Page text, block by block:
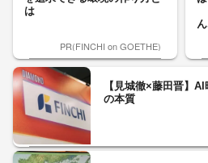
は
PR(FINCHI on GOETHE)
【見城徹×藤田晋】
の本質